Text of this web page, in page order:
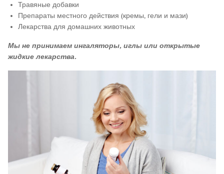
Травяные добавки
Препараты местного действия (кремы, гели и мази)
Лекарства для домашних животных
Мы не принимаем ингаляторы, иглы или открытые
жидкие лекарства.